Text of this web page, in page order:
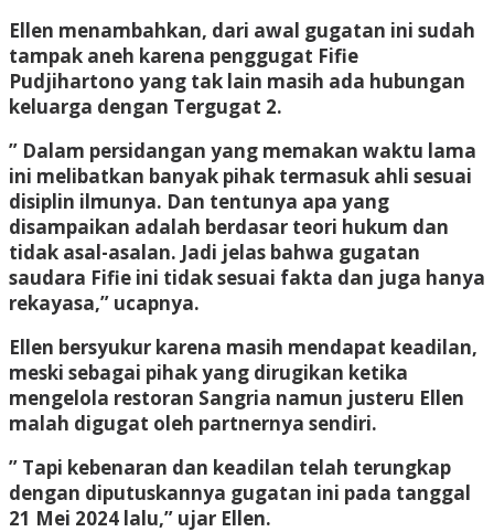
Ellen menambahkan, dari awal gugatan ini sudah
tampak aneh karena penggugat Fifie
Pudjihartono yang tak lain masih ada hubungan
keluarga dengan Tergugat 2.
” Dalam persidangan yang memakan waktu lama
ini melibatkan banyak pihak termasuk ahli sesuai
disiplin ilmunya. Dan tentunya apa yang
disampaikan adalah berdasar teori hukum dan
tidak asal-asalan. Jadi jelas bahwa gugatan
saudara Fifie ini tidak sesuai fakta dan juga hanya
rekayasa,” ucapnya.
Ellen bersyukur karena masih mendapat keadilan,
meski sebagai pihak yang dirugikan ketika
mengelola restoran Sangria namun justeru Ellen
malah digugat oleh partnernya sendiri.
” Tapi kebenaran dan keadilan telah terungkap
dengan diputuskannya gugatan ini pada tanggal
21 Mei 2024 lalu,” ujar Ellen.